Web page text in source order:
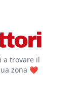
a trovare il
zona ❤️